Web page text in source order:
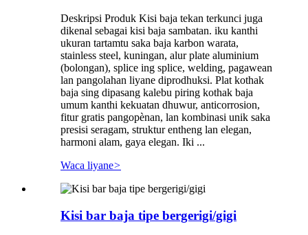
Deskripsi Produk Kisi baja tekan terkunci juga
dikenal sebagai kisi baja sambatan. iku kanthi
ukuran tartamtu saka baja karbon warata,
stainless steel, kuningan, alur plate aluminium
(bolongan), splice ing splice, welding, pagawean
lan pangolahan liyane diprodhuksi. Plat kothak
baja sing dipasang kalebu piring kothak baja
umum kanthi kekuatan dhuwur, anticorrosion,
fitur gratis pangopènan, lan kombinasi unik saka
presisi seragam, struktur entheng lan elegan,
harmoni alam, gaya elegan. Iki ...
Waca liyane>
Kisi bar baja tipe bergerigi/gigi